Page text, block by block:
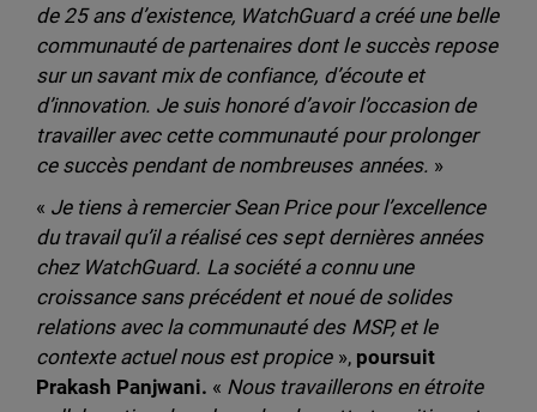
de 25 ans d’existence, WatchGuard a créé une belle
communauté de partenaires dont le succès repose
sur un savant mix de confiance, d’écoute et
d’innovation. Je suis honoré d’avoir l’occasion de
travailler avec cette communauté pour prolonger
ce succès pendant de nombreuses années. »
« Je tiens à remercier Sean Price pour l’excellence
du travail qu’il a réalisé ces sept dernières années
chez WatchGuard. La société a connu une
croissance sans précédent et noué de solides
relations avec la communauté des MSP, et le
contexte actuel nous est propice», poursuit
Prakash Panjwani. « Nous travaillerons en étroite